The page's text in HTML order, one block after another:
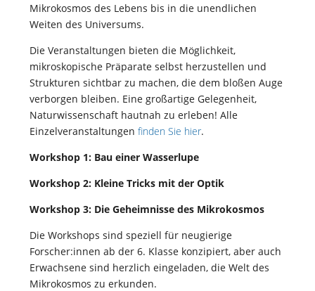
Mikrokosmos des Lebens bis in die unendlichen
Weiten des Universums.
Die Veranstaltungen bieten die Möglichkeit,
mikroskopische Präparate selbst herzustellen und
Strukturen sichtbar zu machen, die dem bloßen Auge
verborgen bleiben. Eine großartige Gelegenheit,
Naturwissenschaft hautnah zu erleben! Alle
Einzelveranstaltungen finden Sie hier.
Workshop 1: Bau einer Wasserlupe
Workshop 2: Kleine Tricks mit der Optik
Workshop 3: Die Geheimnisse des Mikrokosmos
Die Workshops sind speziell für neugierige
Forscher:innen ab der 6. Klasse konzipiert, aber auch
Erwachsene sind herzlich eingeladen, die Welt des
Mikrokosmos zu erkunden.